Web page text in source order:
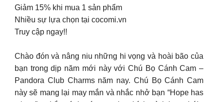
Giảm 15% khi mua 1 sản phẩm
Nhiều sự lựa chọn tại cocomi.vn
Truy cập ngay!!
Chào đón và nâng niu những hi vọng và hoài bão của
bạn trong dịp năm mới này với Chú Bọ Cánh Cam –
Pandora Club Charms năm nay. Chú Bọ Cánh Cam
này sẽ mang lại may mắn và nhắc nhở bạn “Hope has